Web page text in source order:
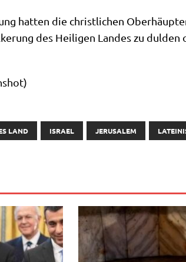
hat­ten die christ­li­chen
des Hei­li­gen Lan­des zu dul­den
LAND ISRAEL JERUSALEM